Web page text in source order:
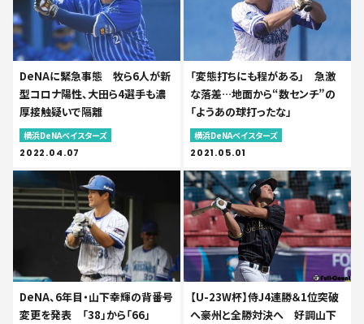
DeNAに緊急事態 牧ら6人が新
型コロナ陽性、大田ら4選手も濃
厚接触疑いで隔離
横浜DeNAベイスターズ
2022.04.07
「変態打ちにも程がある」 急激
な落差…地面から“数センチ”の
「ようあの球打ったな」
横浜DeNAベイスターズ
2021.05.01
DeNA、6年目・山下幸輝の背番号
変更を発表 「38」から「66」
【U-23W杯】侍J4連勝＆1位突破
へ豪州と全勝対決へ 好調山下